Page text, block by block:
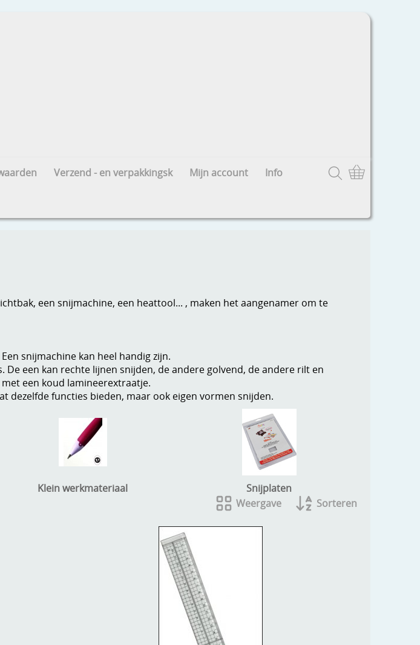
Verzend - en verpakkingsk Mijn account Info
een snijmachine, een heattool... , maken het aangenamer om te
snijmachine kan heel handig zijn.
De een kan rechte lijnen snijden, de andere golvend, de andere rilt en
een koud lamineerextraatje.
dezelfde functies bieden, maar ook eigen vormen snijden.
Klein werkmateriaal
Snijplaten
Weergave
Sorteren